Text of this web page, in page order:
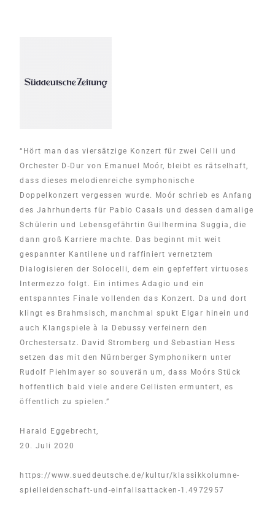
“Hört man das viersätzige Konzert für zwei Celli und
Orchester D-Dur von Emanuel Moór, bleibt es rätselhaft,
dass dieses melodienreiche symphonische
Doppelkonzert vergessen wurde. Moór schrieb es Anfang
des Jahrhunderts für Pablo Casals und dessen damalige
Schülerin und Lebensgefährtin Guilhermina Suggia, die
dann groß Karriere machte. Das beginnt mit weit
gespannter Kantilene und raffiniert vernetztem
Dialogisieren der Solocelli, dem ein gepfeffert virtuoses
Intermezzo folgt. Ein intimes Adagio und ein
entspanntes Finale vollenden das Konzert. Da und dort
klingt es Brahmsisch, manchmal spukt Elgar hinein und
auch Klangspiele à la Debussy verfeinern den
Orchestersatz. David Stromberg undSebastian Hess
setzen das mit den
Nürnberger Symphoniker n unter
Rudolf Piehlmayer so souverän um, dass Moórs Stück
hoffentlich bald viele andere Cellisten ermuntert, es
öffentlich zu spielen.”
Harald Eggebrecht,
20. Juli 2020
https://www.sueddeutsche.de/kultur/klassikkolumne-
spielleidenschaft-und-einfallsattacken-1.4972957